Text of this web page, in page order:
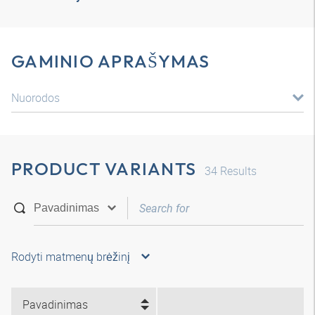
GAMINIO APRAŠYMAS
Nuorodos
PRODUCT VARIANTS 34 Results
Rodyti matmenų brėžinį
Pavadinimas